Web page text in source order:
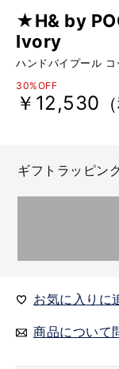
★H& by
Ivory
ハンドバイプール
30%OFF
￥12,530
ギフトラッピン
お気に入りに
商品について